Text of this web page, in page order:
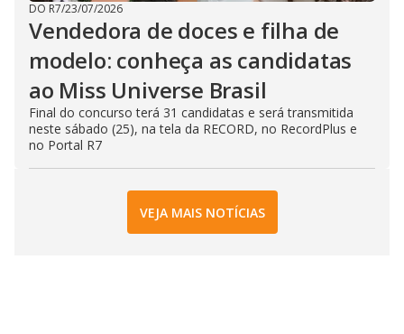
DO R7/23/07/2026
Vendedora de doces e filha de
modelo: conheça as candidatas
ao Miss Universe Brasil
Final do concurso terá 31 candidatas e será transmitida
neste sábado (25), na tela da RECORD, no RecordPlus e
no Portal R7
VEJA MAIS NOTÍCIAS